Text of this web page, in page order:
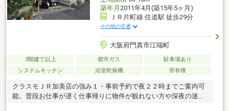
築年月 2011年4月(築15年5ヶ月)
ＪＲ片町線 住道駅 徒歩29分
その他の交通
大阪府門真市江端町
3階建て以上 都市ガス
駐車場あり
システムキッチン
浴室乾燥機 所有権
クラスモＪＲ加美店の強み１・事前予約で夜２２時までご案内可
能。普段お仕事が遅く仕事帰りに物件が観れない方や深夜の迷惑